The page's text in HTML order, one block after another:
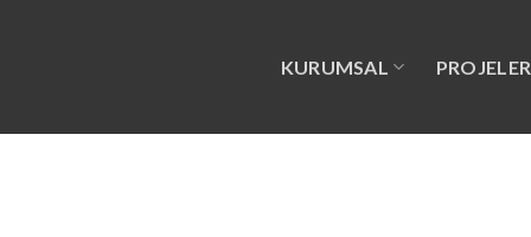
KURUMSAL PROJELER